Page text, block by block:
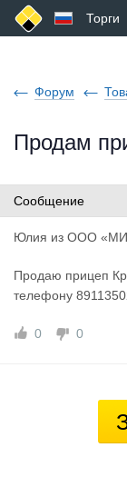
Торги
Форум
Продам
Сообщение
Юлия из ООО
Продаю прицеп
телефону
0 0